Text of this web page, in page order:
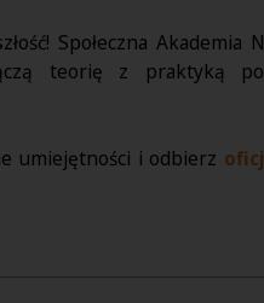
Społeczna Akademia
teorię z praktyką
umiejętności i odbierz